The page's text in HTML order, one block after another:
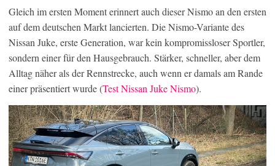
Gleich im ersten Moment erinnert auch dieser Nismo an den ersten
auf dem deutschen Markt lancierten. Die Nismo-Variante des
Nissan Juke, erste Generation, war kein kompromissloser Sportler,
sondern einer für den Hausgebrauch. Stärker, schneller, aber dem
Alltag näher als der Rennstrecke, auch wenn er damals am Rande
einer präsentiert wurde (Test Nissan Juke Nismo).